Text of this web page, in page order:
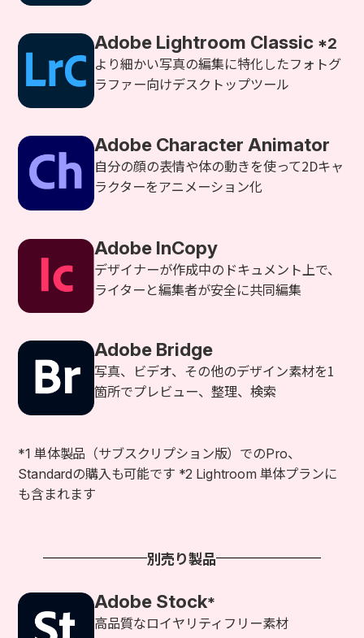
Adobe Lightroom Classic *2
より細かい写真の編集に特化したフォトグ
ラファー向けデスクトップツール
Adobe Character Animator
自分の顔の表情や体の動きを使って2Dキャ
ラクターをアニメーション化
Adobe InCopy
デザイナーが作成中のドキュメント上で、
ライターと編集者が安全に共同編集
Adobe Bridge
写真、ビデオ、その他のデザイン素材を1
箇所でプレビュー、整理、検索
*1 単体製品（サブスクリプション版）でのPro、
Standardの購入も可能です *2 Lightroom 単体プランに
も含まれます
別売り製品
Adobe Stock*
高品質なロイヤリティフリー素材